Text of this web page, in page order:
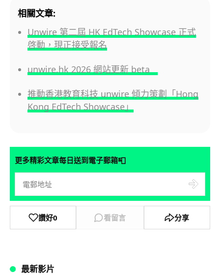
相關文章:
Unwire 第二屆 HK EdTech Showcase 正式
啓動，現正接受報名
unwire.hk 2026 網站更新 beta
推動香港教育科技 unwire 傾力策劃「Hong
Kong EdTech Showcase」
更多精彩文章每日送到電子郵箱📮
讚好0 看留言 分享
最新影片